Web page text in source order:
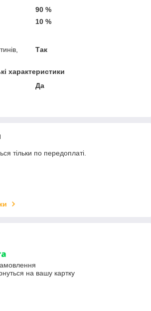
90 %
10 %
Так
характеристики
Да
тільки по передоплаті.
на вашу картку